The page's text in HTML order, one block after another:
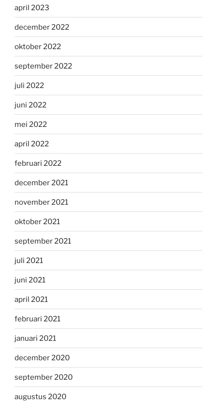
april 2023
december 2022
oktober 2022
september 2022
juli 2022
juni 2022
mei 2022
april 2022
februari 2022
december 2021
november 2021
oktober 2021
september 2021
juli 2021
juni 2021
april 2021
februari 2021
januari 2021
december 2020
september 2020
augustus 2020